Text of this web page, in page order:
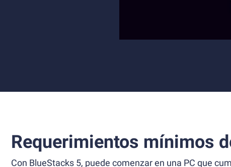
Requerimientos mínimos
Con BlueStacks 5, puede comenzar en una PC que